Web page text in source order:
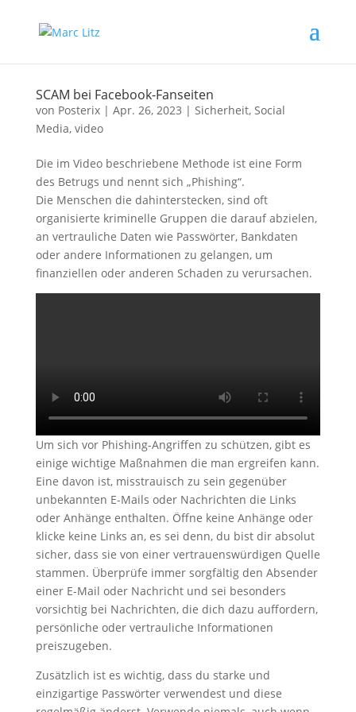
SCAM bei Facebook-Fanseiten
von Posterix| Apr. 26, 2023 | Sicherheit, Social
Media, video
Die im Video beschriebene Methode ist eine Form
des Betrugs und nennt sich „Phishing“.
Die Menschen die dahinterstecken, sind oft
organisierte kriminelle Gruppen die darauf abzielen,
an vertrauliche Daten wie Passwörter, Bankdaten
oder andere Informationen zu gelangen, um
finanziellen oder anderen Schaden zu verursachen.
Um sich vor Phishing-Angriffen zu schützen, gibt es
einige wichtige Maßnahmen die man ergreifen kann.
Eine davon ist, misstrauisch zu sein gegenüber
unbekannten E-Mails oder Nachrichten die Links
oder Anhänge enthalten. Öffne keine Anhänge oder
klicke keine Links an, es sei denn, du bist dir absolut
sicher, dass sie von einer vertrauenswürdigen Quelle
stammen. Überprüfe immer sorgfältig den Absender
einer E-Mail oder Nachricht und sei besonders
vorsichtig bei Nachrichten, die dich dazu auffordern,
persönliche oder vertrauliche Informationen
preiszugeben.
Zusätzlich ist es wichtig, dass du starke und
einzigartige Passwörter verwendest und diese